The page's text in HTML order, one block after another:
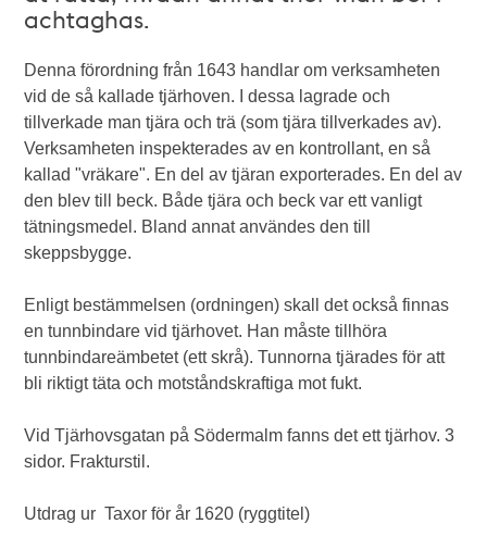
achtaghas.
Denna förordning från 1643 handlar om verksamheten
vid de så kallade tjärhoven. I dessa lagrade och
tillverkade man tjära och trä (som tjära tillverkades av).
Verksamheten inspekterades av en kontrollant, en så
kallad "vräkare". En del av tjäran exporterades. En del av
den blev till beck. Både tjära och beck var ett vanligt
tätningsmedel. Bland annat användes den till
skeppsbygge.
Enligt bestämmelsen (ordningen) skall det också finnas
en tunnbindare vid tjärhovet. Han måste tillhöra
tunnbindareämbetet (ett skrå). Tunnorna tjärades för att
bli riktigt täta och motståndskraftiga mot fukt.
Vid Tjärhovsgatan på Södermalm fanns det ett tjärhov. 3
sidor. Frakturstil.
Utdrag ur Taxor för år 1620 (ryggtitel)